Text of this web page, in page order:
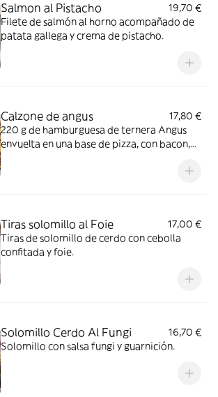
Salmon al Pistacho
19,70 €
Filete de salmón al horno acompañado de
patata gallega y crema de pistacho.
Calzone de angus
17,80 €
220 g de hamburguesa de ternera Angus
envuelta en una base de pizza, con bacon,
Tiras solomillo al Foie
17,00 €
Tiras de solomillo de cerdo con cebolla
confitada y foie.
Solomillo Cerdo Al Fungi
16,70 €
Solomillo con salsa fungi y guarnición.